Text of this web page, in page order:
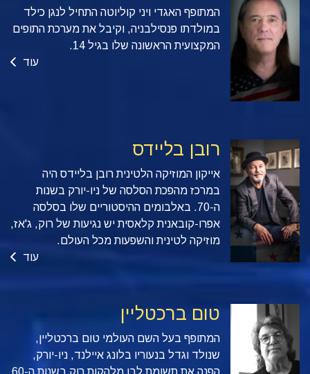
המתופף האגדי ויני קוליוטה התחיל לנגן כילד
במולדתו פנסילבניה, וקיבל את מערכת התופים
המקצועית הראשונה שלו בגיל 14.
עוד
רובן בליידס
אייקון המוזיקה הלטינית רובן בליידס היה
במרכז מהפכת הסלסה של ניו-יורק בשנות
ה-70. באלבומים ההיסטוריים שלו בסלסה
אפרו-קובאנית קלאסית יש נגיעות של רוק, ג'אז,
מוזיקה לטינית והשפעות מכל העולם.
עוד
טום ברכטליין
המתופף בעל השם העולמי טום ברכטליין,
שנולד וגדל בנעוריו בלונג איילנד, ניו-יורק,
הפנה את תשומת לבו מלהקות רוק בשנות ה-60